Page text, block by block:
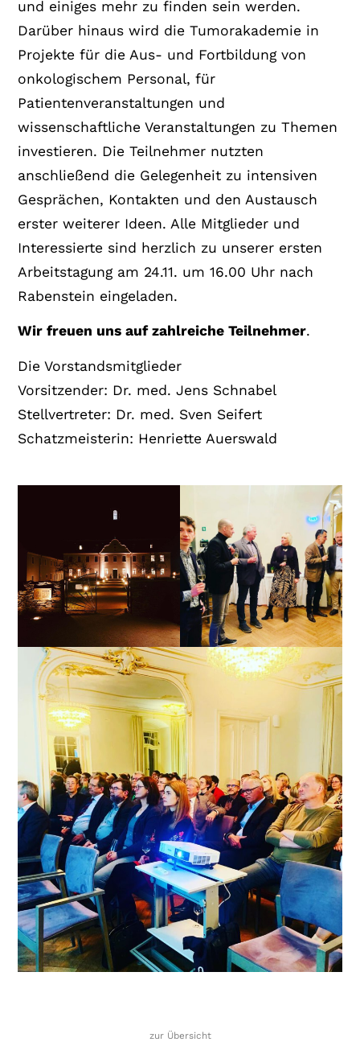
und einiges mehr zu finden sein werden.
Darüber hinaus wird die Tumorakademie in
Projekte für die Aus- und Fortbildung von
onkologischem Personal, für
Patientenveranstaltungen und
wissenschaftliche Veranstaltungen zu Themen
investieren. Die Teilnehmer nutzten
anschließend die Gelegenheit zu intensiven
Gesprächen, Kontakten und den Austausch
erster weiterer Ideen. Alle Mitglieder und
Interessierte sind herzlich zu unserer ersten
Arbeitstagung am 24.11. um 16.00 Uhr nach
Rabenstein eingeladen.
Wir freuen uns auf zahlreiche Teilnehmer.
Die Vorstandsmitglieder
Vorsitzender: Dr. med. Jens Schnabel
Stellvertreter: Dr. med. Sven Seifert
Schatzmeisterin: Henriette Auerswald
zur Übersicht